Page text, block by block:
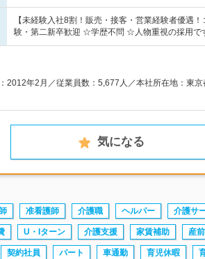
【未経験入社8割！販売・接客・営業経験者優遇
験・第二新卒歓迎 ☆学歴不問 ☆人物重視の採用で
2012年2月／従業員数：5,677人／本社所在地：東京
気になる
准看護師 介護職 ヘルパー 介護サ
U・Iターン 介護支援 家賃補助 産
契約社員 パート 車通勤 育児休暇